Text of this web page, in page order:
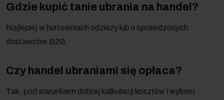
Gdzie kupić tanie ubrania na handel?
Najlepiej w hurtowniach odzieży lub u sprawdzonych
dostawców B2B.
Czy handel ubraniami się opłaca?
Tak, pod warunkiem dobrej kalkulacji kosztów i wyboru